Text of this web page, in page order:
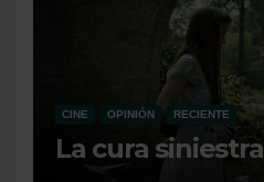
CINE OPINIÓN RECIENTE
La cura siniestra